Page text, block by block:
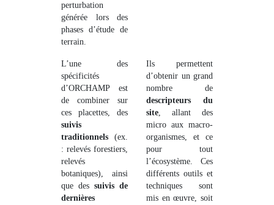
perturbation
générée lors des
phases d’étude de
terrain.
L’une des
spécificités
d’ORCHAMP est
de combiner sur
ces placettes, des
suivis
traditionnels (ex.
: relevés forestiers,
relevés
botaniques), ainsi
que des suivis de
dernières
Ils permettent
d’obtenir un grand
nombre de
descripteurs du
site, allant des
micro aux macro-
organismes, et ce
pour tout
l’écosystème. Ces
différents outils et
techniques sont
mis en œuvre, soit